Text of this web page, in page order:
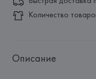
Количество
Описание